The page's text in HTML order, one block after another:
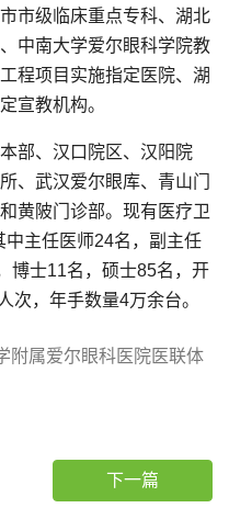
市级临床重点专科、湖北
中南大学爱尔眼科学院教
程项目实施指定医院、湖
宣教机构。
部、汉口院区、汉阳院
、武汉爱尔眼库、青山门
黄陂门诊部。现有医疗卫
主任医师24名，副主任
博士11名，硕士85名，开
次，年手数量4万余台。
下一篇